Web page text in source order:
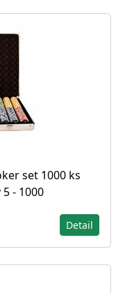
set 1000 ks
- 1000
Detail